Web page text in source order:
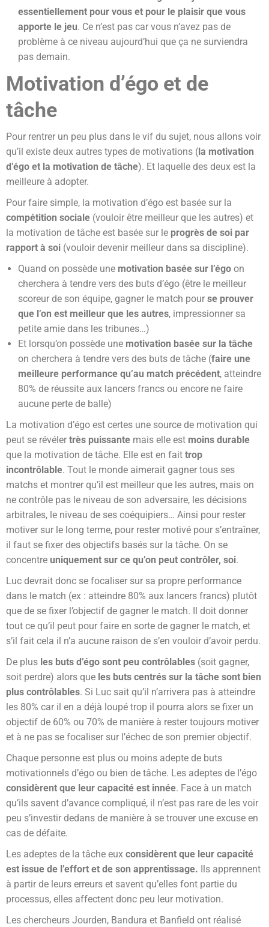
essentiellement pour vous et pour le plaisir que vous
apporte le jeu. Ce n’est pas car vous n’avez pas de
problème à ce niveau aujourd’hui que ça ne surviendra
pas demain.
Motivation d’égo et de
tâche
Pour rentrer un peu plus dans le vif du sujet, nous allons voir
qu’il existe deux autres types de motivations (la motivation
d’égo et la motivation de tâche). Et laquelle des deux est la
meilleure à adopter.
Pour faire simple, la motivation d’égo est basée sur la
compétition sociale (vouloir être meilleur que les autres) et
la motivation de tâche est basée sur le progrès de soi par
rapport à soi (vouloir devenir meilleur dans sa discipline).
Quand on possède une motivation basée sur l’égo on
cherchera à tendre vers des buts d’égo (être le meilleur
scoreur de son équipe, gagner le match pour se prouver
que l’on est meilleur que les autres, impressionner sa
petite amie dans les tribunes…)
Et lorsqu’on possède une motivation basée sur la tâche
on cherchera à tendre vers des buts de tâche (faire une
meilleure performance qu’au match précédent, atteindre
80% de réussite aux lancers francs ou encore ne faire
aucune perte de balle)
La motivation d’égo est certes une source de motivation qui
peut se révéler très puissante mais elle est moins durable
que la motivation de tâche. Elle est en fait trop
incontrôlable. Tout le monde aimerait gagner tous ses
matchs et montrer qu’il est meilleur que les autres, mais on
ne contrôle pas le niveau de son adversaire, les décisions
arbitrales, le niveau de ses coéquipiers… Ainsi pour rester
motiver sur le long terme, pour rester motivé pour s’entraîner,
il faut se fixer des objectifs basés sur la tâche. On se
concentre uniquement sur ce qu’on peut contrôler, soi.
Luc devrait donc se focaliser sur sa propre performance
dans le match (ex : atteindre 80% aux lancers francs) plutôt
que de se fixer l’objectif de gagner le match. Il doit donner
tout ce qu’il peut pour faire en sorte de gagner le match, et
s’il fait cela il n’a aucune raison de s’en vouloir d’avoir perdu.
De plus les buts d’égo sont peu contrôlables (soit gagner,
soit perdre) alors que les buts centrés sur la tâche sont bien
plus contrôlables. Si Luc sait qu’il n’arrivera pas à atteindre
les 80% car il en a déjà loupé trop il pourra alors se fixer un
objectif de 60% ou 70% de manière à rester toujours motiver
et à ne pas se focaliser sur l’échec de son premier objectif.
Chaque personne est plus ou moins adepte de buts
motivationnels d’égo ou bien de tâche. Les adeptes de l’égo
considèrent que leur capacité est innée. Face à un match
qu’ils savent d’avance compliqué, il n’est pas rare de les voir
peu s’investir dedans de manière à se trouver une excuse en
cas de défaite.
Les adeptes de la tâche eux considèrent que leur capacité
est issue de l’effort et de son apprentissage. Ils apprennent
à partir de leurs erreurs et savent qu’elles font partie du
processus, elles affectent donc peu leur motivation.
Les chercheurs Jourden, Bandura et Banfield ont réalisé